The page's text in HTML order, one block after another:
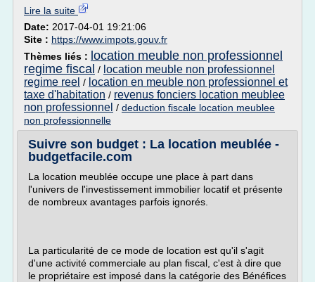
Lire la suite
Date: 2017-04-01 19:21:06
Site : https://www.impots.gouv.fr
Thèmes liés : location meuble non professionnel
regime fiscal / location meuble non professionnel
regime reel / location en meuble non professionnel et
taxe d'habitation / revenus fonciers location meublee
non professionnel / deduction fiscale location meublee
non professionnelle
Suivre son budget : La location meublée -
budgetfacile.com
La location meublée occupe une place à part dans
l'univers de l'investissement immobilier locatif et présente
de nombreux avantages parfois ignorés.
La particularité de ce mode de location est qu'il s'agit
d'une activité commerciale au plan fiscal, c'est à dire que
le propriétaire est imposé dans la catégorie des Bénéfices